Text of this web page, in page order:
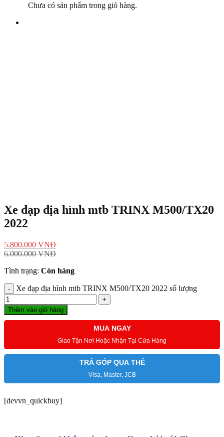
Chưa có sản phẩm trong giỏ hàng.
Xe đạp địa hình mtb TRINX M500/TX20
2022
5.800.000 VNĐ
6.000.000VNĐ
Tình trạng: Còn hàng
Xe đạp địa hình mtb TRINX M500/TX20 2022 số lượng
Thêm vào giỏ hàng
MUA NGAY
Giao Tận Nơi Hoặc Nhận Tại Cửa Hàng
TRẢ GÓP QUA THẺ
Visa, Master, JCB
[devvn_quickbuy]